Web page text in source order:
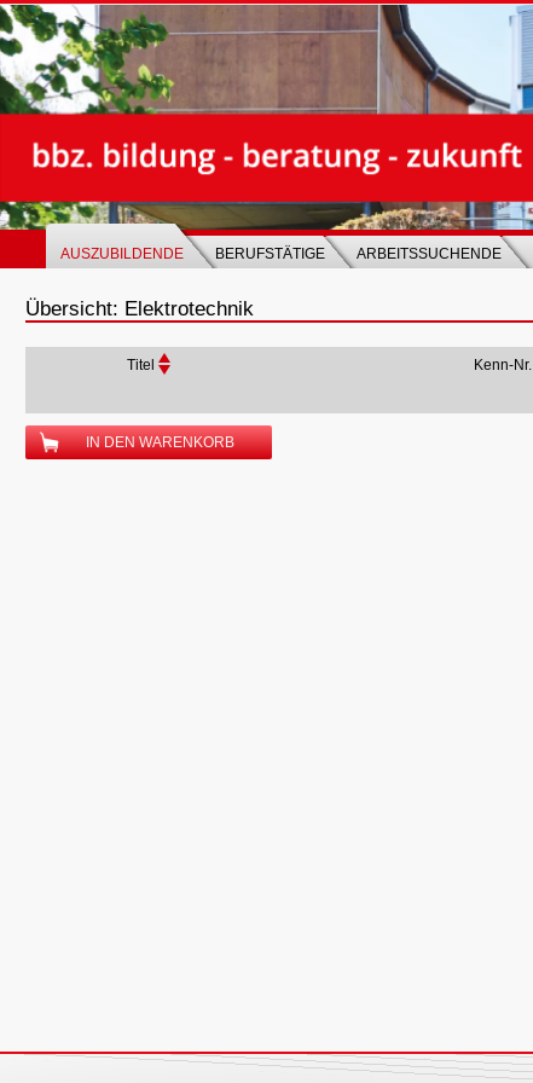
AUSZUBILDENDE BERUFSTÄTIGE ARBEITSSUCHENDE
Übersicht: Elektrotechnik
Titel Kenn-Nr.
IN DEN WARENKORB